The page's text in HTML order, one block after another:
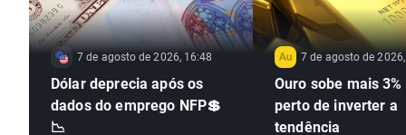
7 de agosto de 2026, 16:48
Dólar deprecia após os
dados do emprego NFP💲
📉
7 de agosto de
Ouro sobe mais
perto de inverter a
tendência